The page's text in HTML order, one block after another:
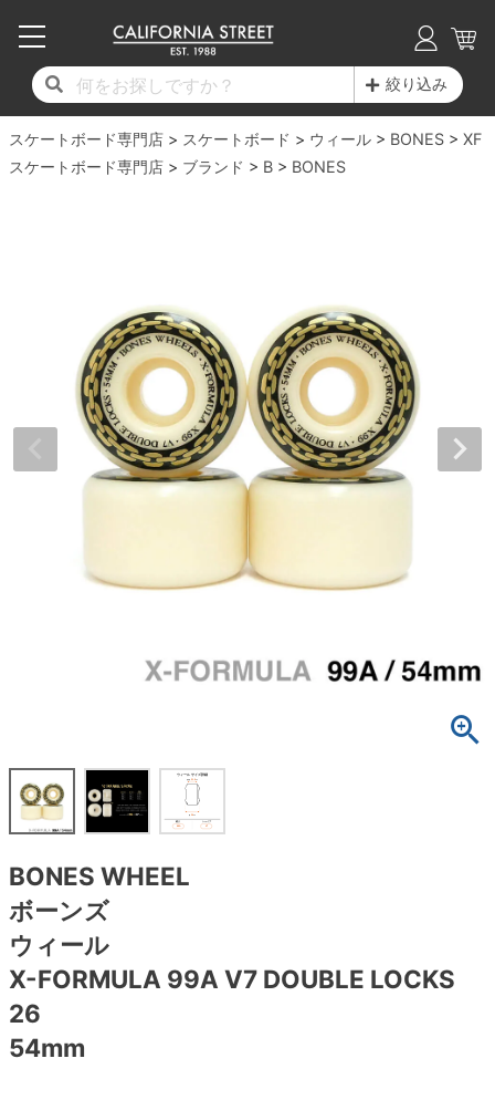
絞り込み
スケートボード専門店 スケートボード ウィール BONES
XF
スケートボード専門店
ブランド B BONES
BONES WHEEL
ボーンズ
ウィール
X-FORMULA 99A V7 DOUBLE LOCKS
26
54mm
17時までのご注文は当日発送！
11,000円以上で送料無料！
毎月1日はポイント5倍！10日と20日は3倍！
17時までのご注文は当日発送！
11,000円以上で送料無料！
毎月1日はポイント5倍！10日と20日は3倍！
サイズからデッキを選ぶ
子供用デッキ
7.0inch以下
7.6inch
7.7inch
8.4inch
8.5inch
8.6inch
8.7inch
8.8inch
17時までのご注文は当日発送！
11,000円以上で送料無料！
毎月1日はポイント5倍！10日と20日は3倍！
適合デッキサイズから選ぶ
7.0inch以下
7.2inch
7.7inch
7.8inch
8.5inch
8.6inch
8.7inch
8.8inch
8.9inch
ウィール
17時までのご注文は当日発送！
11,000円以上で送料無料！
毎月1日はポイント5倍！10日と20日は3倍！
ウィールをサイズから選ぶ
50mm
51mm
56mm
64mm
65mm
70mm
72mm
75mm
スピットファイヤー F4（フォーミュラフォ
ボーンズ XF（エックスフォーミュラ）
ボーンズ STF（エスティーエフ）
パウエルペラルタ DF（ドラゴンフォーミュ
ベアリング
デッキテープ
パーツ・その他
練習用アイテム（初心者におすすめ）
スケートケース・バッグ
メディア（雑誌・DVD・CD）
17時までのご注文は当日発送！
11,000円以上で送料無料！
毎月1日はポイント5倍！10日と20日は3倍！
シューズをサイズから選ぶ
20cm
21cm
23.5cm
24cm
27.5cm
28cm
28.5cm
29cm
29.5cm
サンダル
インソール
シューレース・その他
17時までのご注文は当日発送！
11,000円以上で送料無料！
毎月1日はポイント5倍！10日と20日は3倍！
ジャケット
パーカー
トレーナー・セーター
パンツ
長袖ボタンシャツ
キャップ
ソックス
アンダーウエア
サイズの測り方
17時までのご注文は当日発送！
11,000円以上で送料無料！
毎月1日はポイント5倍！10日と20日は3倍！
17時までのご注文は当日発送！
11,000円以上で送料無料！
毎月1日はポイント5倍！10日と20日は3倍！
スタッフおすすめアイテム
ブランド紹介
INFO
17時までのご注文は当日発送！
11,000円以上で送料無料！
毎月1日はポイント5倍！10日と20日は3倍！
スタッフ紹介
カリフォルニアストリートの歴史
求人情報
プライバシーポリシー